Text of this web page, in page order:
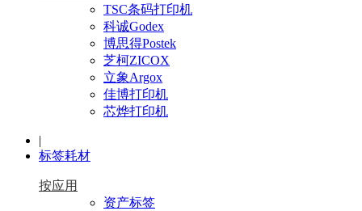
TSC条码打印机
科诚Godex
博思得Postek
芝柯ZICOX
立象Argox
佳博打印机
芯烨打印机
|
标签耗材
按应用
资产标签